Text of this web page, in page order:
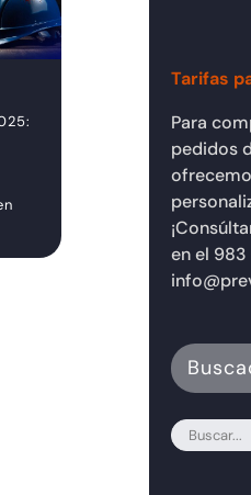
Reforma de la
Riesgos
Laborales. ¿Qué
sabemos hasta
ahora?
06/08/2026
Tarifas
Para
pedidos
en el